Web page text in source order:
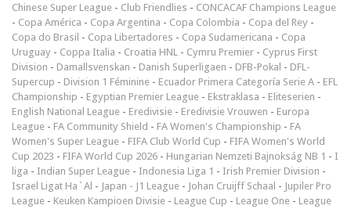
Chinese Super League - Club Friendlies - CONCACAF Champions League
- Copa América - Copa Argentina - Copa Colombia - Copa del Rey -
Copa do Brasil - Copa Libertadores - Copa Sudamericana - Copa
Uruguay - Coppa Italia - Croatia HNL - Cymru Premier - Cyprus First
Division - Damallsvenskan - Danish Superligaen - DFB-Pokal - DFL-
Supercup - Division 1 Féminine - Ecuador Primera Categoría Serie A - EFL
Championship - Egyptian Premier League - Ekstraklasa - Eliteserien -
English National League - Eredivisie - Eredivisie Vrouwen - Europa
League - FA Community Shield - FA Women's Championship - FA
Women's Super League - FIFA Club World Cup - FIFA Women's World
Cup 2023 - FIFA World Cup 2026 - Hungarian Nemzeti Bajnokság NB 1 - I
liga - Indian Super League - Indonesia Liga 1 - Irish Premier Division -
Israel Ligat Ha`Al - Japan - J1 League - Johan Cruijff Schaal - Jupiler Pro
League - Keuken Kampioen Divisie - League Cup - League One - League